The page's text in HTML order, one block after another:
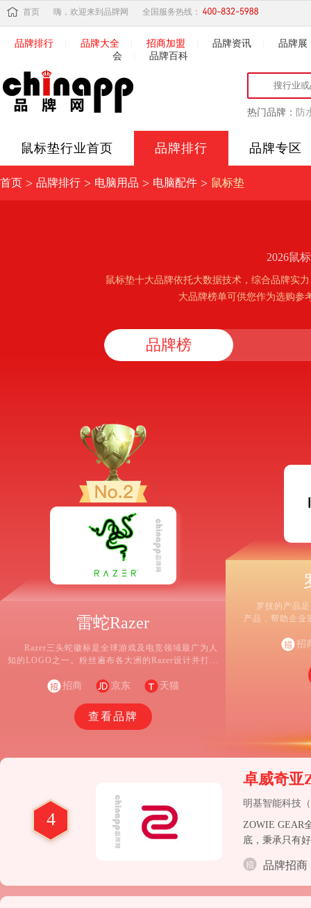
首页 嗨，欢迎来到品牌网 全国服务热线：
品牌排行 品牌大全 招商加盟 品牌资讯
品牌展
会
品牌百科
热门品牌： 防
鼠标垫行业首页 品牌排行 品牌专区
首页 > 品牌排行 > 电脑用品 > 电脑配件 > 鼠标垫
2026鼠
鼠标垫十大品牌依托大数据技术，综合品牌实
大品牌榜单可供您作为选购参
品牌榜
雷蛇Razer
Razer三头蛇徽标是全球游戏及电竞领域最广为人
知的LOGO之一。粉丝遍布各大洲的Razer设计并打造
化生态系统。 屡获殊荣的Razer硬件产品包括高性能游
招商 京东 天猫
查看品牌
罗技的产品
产品，帮助企业
品牌包括罗技招
4
卓威奇亚
明基智能科技
ZOWIE GEAR
底，秉承只有
品牌招商